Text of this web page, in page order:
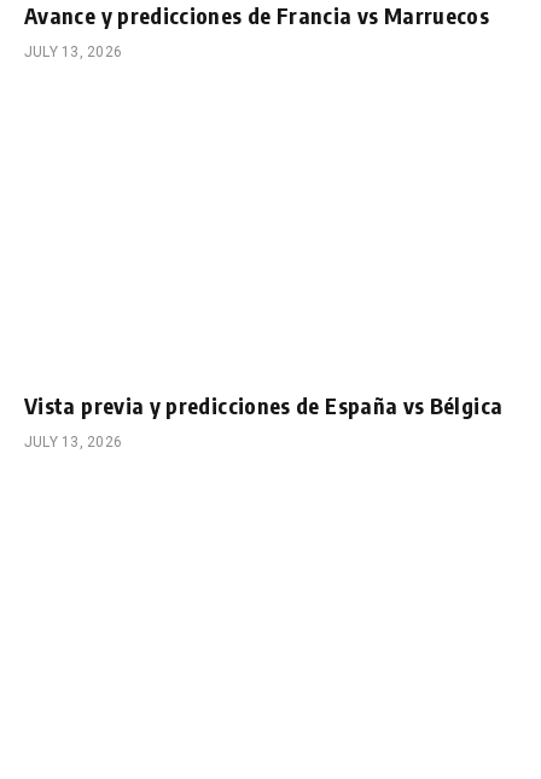
Avance y predicciones de Francia vs Marruecos
JULY 13, 2026
Vista previa y predicciones de España vs Bélgica
JULY 13, 2026